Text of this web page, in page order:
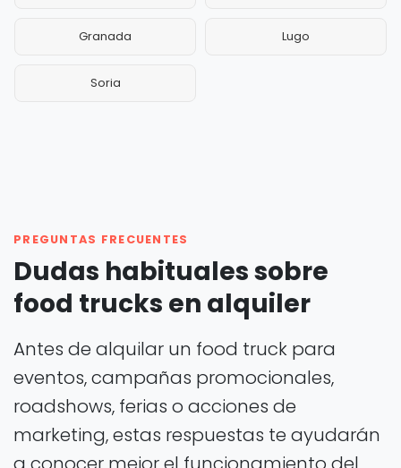
Granada Lugo
Soria
PREGUNTAS FRECUENTES
Dudas habituales sobre
food trucks en alquiler
Antes de alquilar un food truck para
eventos, campañas promocionales,
roadshows, ferias o acciones de
marketing, estas respuestas te ayudarán